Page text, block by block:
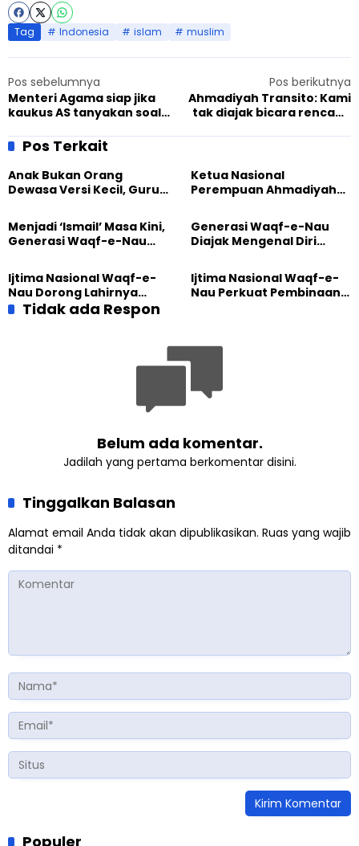
Tag Indonesia islam muslim
Pos sebelumnya
Menteri Agama siap jika
kaukus AS tanyakan soal
Pos berikutnya
Ahmadiyah Transito: Kami
tak diajak bicara rencana
Pos Terkait
Anak Bukan Orang
Dewasa Versi Kecil, Guru
Pendidikan BERLIAN
Ketua Nasional
Perempuan Ahmadiyah
Besar Universitas
Terbuka
Menjadi ‘Ismail’ Masa Kini,
Generasi Waqf-e-Nau
Pengabdian
Generasi Waqf-e-Nau
Diajak Mengenal Diri
Dunia
Ijtima Nasional Waqf-e-
Nau Dorong Lahirnya
Generasi Pengkhidmat
Ijtima Nasional Waqf-e-
Nau Perkuat Pembinaan
Tidak ada Respon
Belum ada komentar.
Jadilah yang pertama berkomentar disini.
Tinggalkan Balasan
Alamat email Anda tidak akan dipublikasikan. Ruas yang wajib
ditandai *
Populer